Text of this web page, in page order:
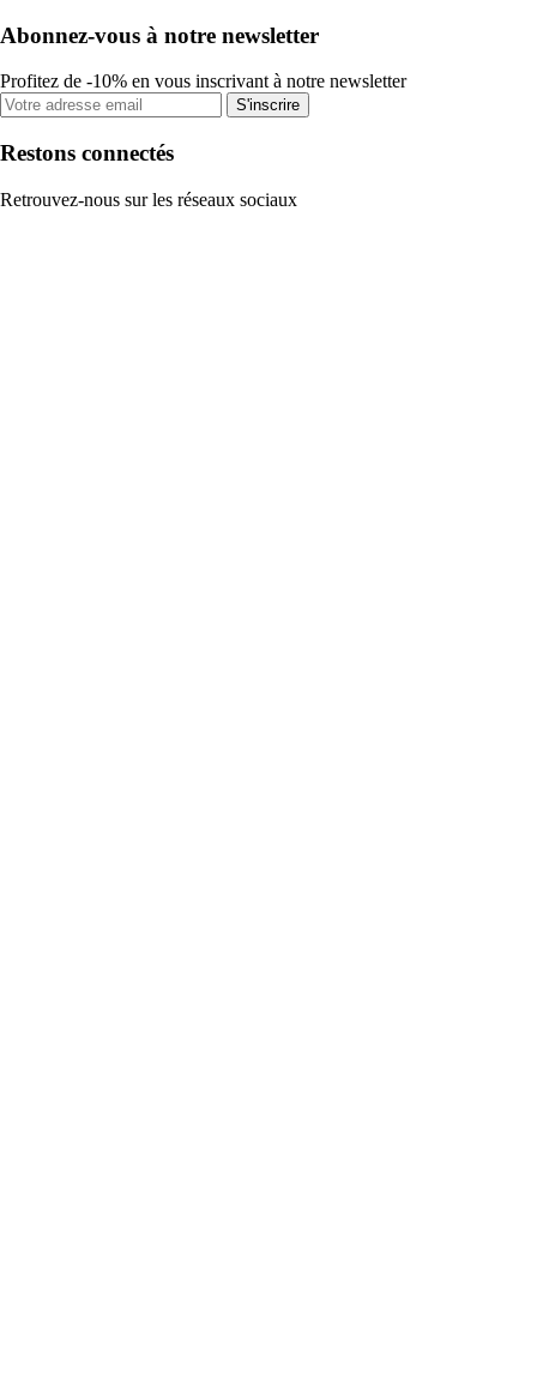
Abonnez-vous à notre newsletter
Profitez de -10% en vous inscrivant à notre newsletter
S'inscrire
Restons connectés
Retrouvez-nous sur les réseaux sociaux